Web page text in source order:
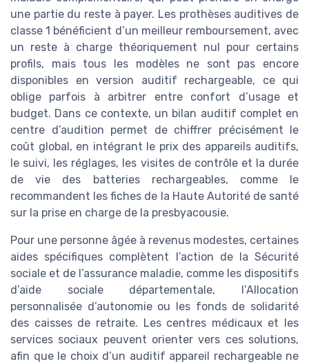
une partie du reste à payer. Les prothèses auditives de
classe 1 bénéficient d’un meilleur remboursement, avec
un reste à charge théoriquement nul pour certains
profils, mais tous les modèles ne sont pas encore
disponibles en version auditif rechargeable, ce qui
oblige parfois à arbitrer entre confort d’usage et
budget. Dans ce contexte, un bilan auditif complet en
centre d’audition permet de chiffrer précisément le
coût global, en intégrant le prix des appareils auditifs,
le suivi, les réglages, les visites de contrôle et la durée
de vie des batteries rechargeables, comme le
recommandent les fiches de la Haute Autorité de santé
sur la prise en charge de la presbyacousie.
Pour une personne âgée à revenus modestes, certaines
aides spécifiques complètent l’action de la Sécurité
sociale et de l’assurance maladie, comme les dispositifs
d’aide sociale départementale, l’Allocation
personnalisée d’autonomie ou les fonds de solidarité
des caisses de retraite. Les centres médicaux et les
services sociaux peuvent orienter vers ces solutions,
afin que le choix d’un auditif appareil rechargeable ne